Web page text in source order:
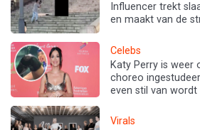
Influencer trekt
en maakt van de
Celebs
Katy Perry is weer
choreo
even stil van wordt
Virals